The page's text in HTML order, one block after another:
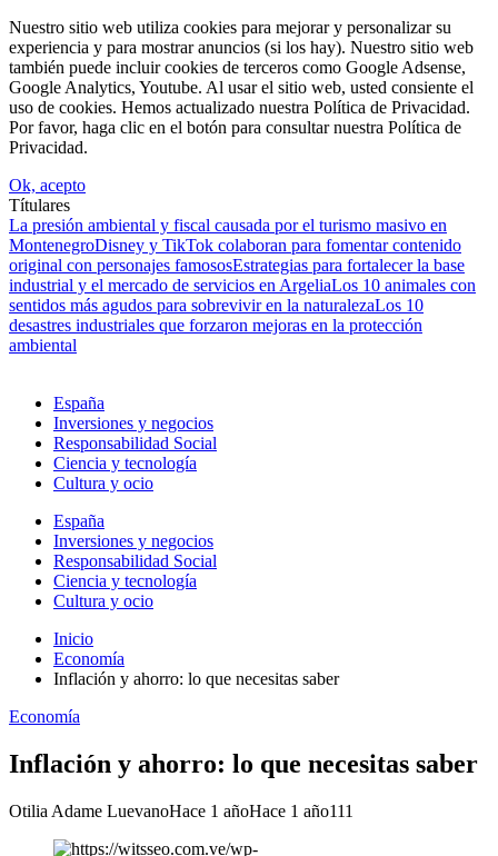
Nuestro sitio web utiliza cookies para mejorar y personalizar su
experiencia y para mostrar anuncios (si los hay). Nuestro sitio web
también puede incluir cookies de terceros como Google Adsense,
Google Analytics, Youtube. Al usar el sitio web, usted consiente el
uso de cookies. Hemos actualizado nuestra Política de Privacidad.
Por favor, haga clic en el botón para consultar nuestra Política de
Privacidad.
Ok, acepto
Títulares
La presión ambiental y fiscal causada por el turismo masivo en
MontenegroDisney y TikTok colaboran para fomentar contenido
original con personajes famososEstrategias para fortalecer la base
industrial y el mercado de servicios en ArgeliaLos 10 animales con
sentidos más agudos para sobrevivir en la naturalezaLos 10
desastres industriales que forzaron mejoras en la protección
ambiental
España
Inversiones y negocios
Responsabilidad Social
Ciencia y tecnología
Cultura y ocio
España
Inversiones y negocios
Responsabilidad Social
Ciencia y tecnología
Cultura y ocio
Inicio
Economía
Inflación y ahorro: lo que necesitas saber
Economía
Inflación y ahorro: lo que necesitas saber
Otilia Adame LuevanoHace 1 añoHace 1 año111